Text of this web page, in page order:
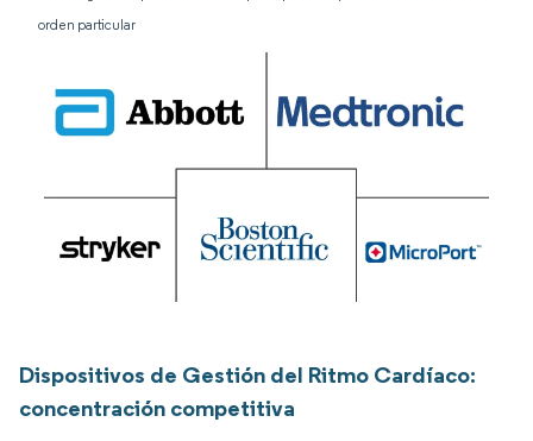
orden particular
Dispositivos de Gestión del Ritmo Cardíaco:
concentración competitiva